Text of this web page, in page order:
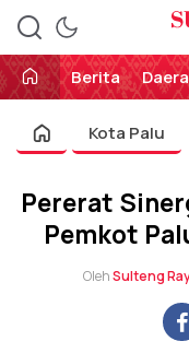
Berita
Kota Palu
Pererat
Pemkot
OlehSulteng